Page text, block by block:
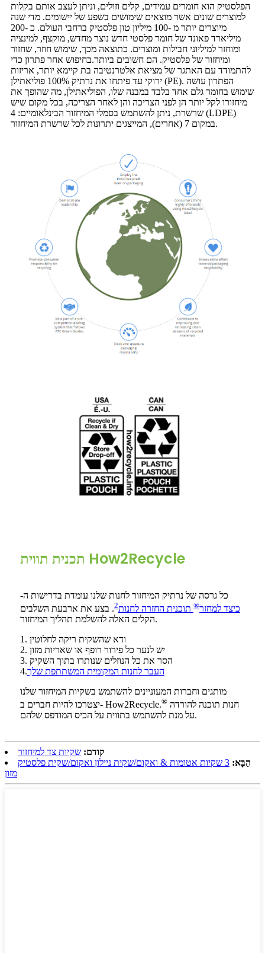
הפלסטיק הוא חומרים עמידים, קלים וזולים, וניתן לעצב אותם בקלות
למוצרים שונים אשר מוצאים שימושים בשפע של יישומים. מדי שנה
מיוצרים יותר מ -100 מיליון טון פלסטיק ברחבי העולם. כ -200
מיליארד פאונד של חומר פלסטי חדש נוצר מחדש, מוקצף, למינציה
ומוחזר למיליוני חבילות ומוצרים. כתוצאה מכך, שימוש חוזר, שחזור
ומיחזור של פלסטיק. הם חשובים ביותר.בחיפוש אחר פתרון כדי
להתמודד עם האתגר של מציאת אלטרנטיבה בת קיימא יותר, אריזות
ירוקי עד פיתחו את נרתיק 100% פוליאתילן (PE). הפתרון עושה
שימוש בחומר גלם אחד בלבד במבנה שלו, הפוליאתילן, מה שהופך את
מיחזורו לקל יותר הן לפני הצריכה והן לאחר הצריכה, בכל מקום שיש
שרשרת, ניתן להשתמש בסמלי המיחזור הבינלאומיים: 4 (LDPE)
במקום 7 (אחרים), המייצגים יתרונות לכל שרשרת המיחזור.
תכנית תווית How2Recycle
כל גרסה של נרתיק המיחזור לחנות שלנו עומדת בדרישות ה-
כיצד למחזר® תוכנית החזרה לחנות2. בצע את ארבעת השלבים
הקלים האלה להשלמת תהליך המיחזור.
1. ודא שהשקית ריקה לחלוטין
2. יש לנער כל פירור רופף או שאריות מזון
3. הסר את כל הנוזלים שנותרו בתוך השקיק
4.העבר לחנות המקומית המשתתפת שלך
מותגים וחברות המעוניינים להשתמש בשקיות המיחזור שלנו
יצטרכו להיות חברים ב- How2Recycle.®
על מנת להשתמש בתווית על הכיס המודפס שלהם.
קודם: שקיות צד למיחזור
הַבָּא:
3 שקיות אטומות & ואקום/שקית ניילון ואקום/שקית פלסטיק
מזון